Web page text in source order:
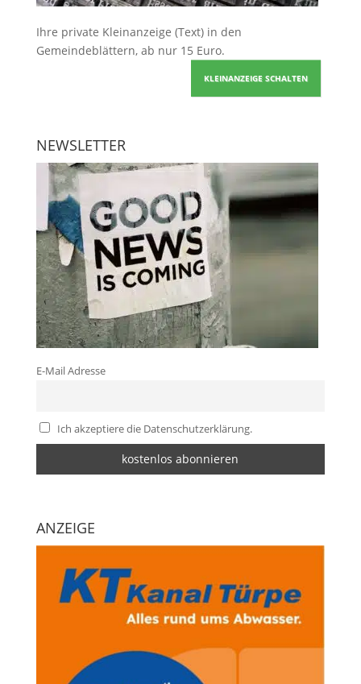
Ihre private Kleinanzeige (Text) in den
Gemeindeblättern, ab nur 15 Euro.
KLEINANZEIGE SCHALTEN
NEWSLETTER
E-Mail Adresse
Ich akzeptiere die Datenschutzerklärung.
ANZEIGE